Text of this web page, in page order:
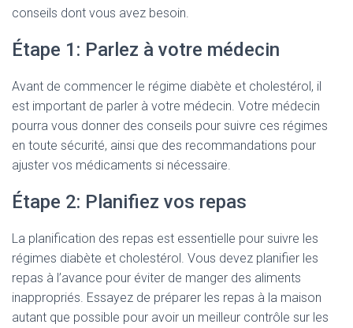
conseils dont vous avez besoin.
Étape 1: Parlez à votre médecin
Avant de commencer le régime diabète et cholestérol, il
est important de parler à votre médecin. Votre médecin
pourra vous donner des conseils pour suivre ces régimes
en toute sécurité, ainsi que des recommandations pour
ajuster vos médicaments si nécessaire.
Étape 2: Planifiez vos repas
La planification des repas est essentielle pour suivre les
régimes diabète et cholestérol. Vous devez planifier les
repas à l’avance pour éviter de manger des aliments
inappropriés. Essayez de préparer les repas à la maison
autant que possible pour avoir un meilleur contrôle sur les